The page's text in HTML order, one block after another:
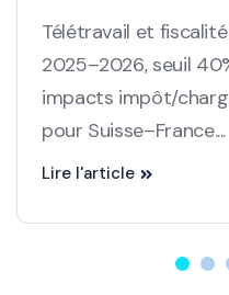
Télétravail et
2025–2026, seuil
impacts impôt/
pour Suisse–France....
Lire l'article